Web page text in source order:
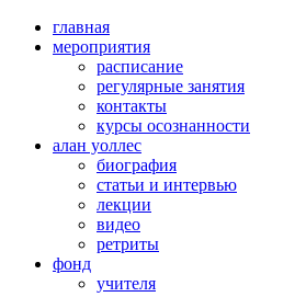
главная
мероприятия
расписание
регулярные занятия
контакты
курсы осознанности
алан уоллес
биография
статьи и интервью
лекции
видео
ретриты
фонд
учителя